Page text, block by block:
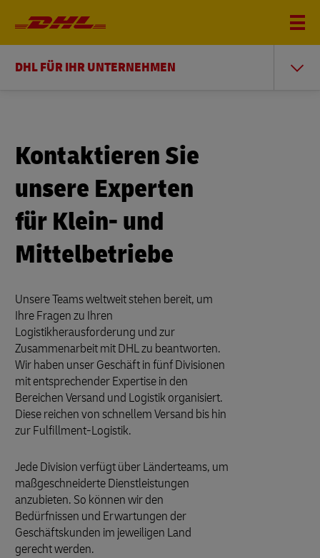
DHL FÜR IHR UNTERNEHMEN
Kontaktieren Sie
unsere Experten
für Klein- und
Mittelbetriebe
Unsere Teams weltweit stehen bereit, um
Ihre Fragen zu Ihren
Logistikherausforderung und zur
Zusammenarbeit mit DHL zu beantworten.
Wir haben unser Geschäft in fünf Divisionen
mit entsprechender Expertise in den
Bereichen Versand und Logistik organisiert.
Diese reichen von schnellem Versand bis hin
zur Fulfillment-Logistik.
Jede Division verfügt über Länderteams, um
maßgeschneiderte Dienstleistungen
anzubieten. So können wir den
Bedürfnissen und Erwartungen der
Geschäftskunden im jeweiligen Land
gerecht werden.